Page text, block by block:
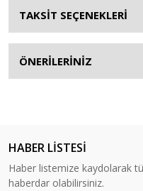
TAKSİT SEÇENEKLERİ
ÖNERİLERİNİZ
HABER LİSTESİ
Haber listemize kaydolarak
haberdar olabilirsiniz.